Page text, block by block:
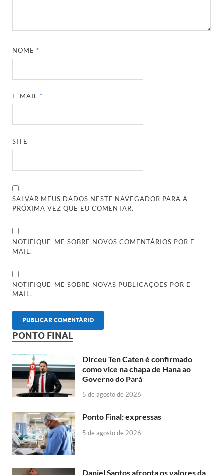
NOME*
E-MAIL*
SITE
SALVAR MEUS DADOS NESTE NAVEGADOR PARA A
PRÓXIMA VEZ QUE EU COMENTAR.
NOTIFIQUE-ME SOBRE NOVOS COMENTÁRIOS POR E-
MAIL.
NOTIFIQUE-ME SOBRE NOVAS PUBLICAÇÕES POR E-
MAIL.
PONTO FINAL
Dirceu Ten Caten é confirmado
como vice na chapa de Hana ao
Governo do Pará
5 de agosto de 2026
Ponto Final: expressas
5 de agosto de 2026
Daniel Santos afronta os valores da